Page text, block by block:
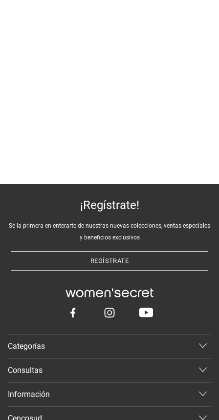
¡Regístrate!
Sé la primera en enterarte de nuestras nuevas colecciones, ventas especiales
y beneficios exclusivos
REGÍSTRATE
Categorías
Consultas
Información
Cencosud